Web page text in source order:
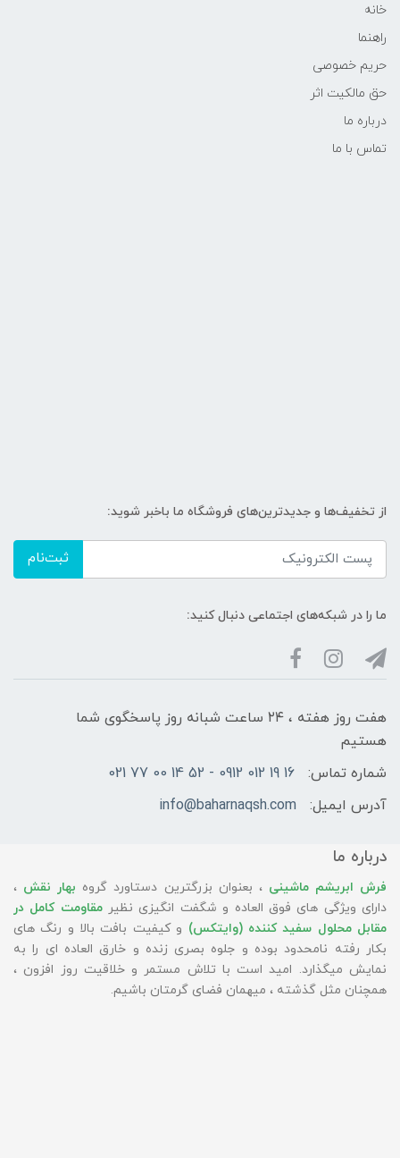
خانه
راهنما
حریم خصوصی
حق مالکیت اثر
درباره ما
تماس با ما
از تخفیف‌ها و جدیدترین‌های فروشگاه ما باخبر شوید:
ثبت‌نام
ما را در شبکه‌های اجتماعی دنبال کنید:
هفت روز هفته ، ۲۴ ساعت شبانه‌ روز پاسخگوی شما
هستیم
شماره تماس:
16 19 012 0912 - 52 14 00 77 021
آدرس ایمیل:
info@baharnaqsh.com
درباره ما
فرش ابریشم ماشینی ، بعنوان بزرگترین دستاورد گروه بهار نقش ،
دارای ویژگی های فوق العاده و شگفت انگیزی نظیرمقاومت کامل در
مقابل محلول سفید کننده (وایتکس) و کیفیت بافت بالا و رنگ های
بکار رفته نامحدود بوده و جلوه بصری زنده و خارق العاده ای را به
نمایش میگذارد. امید است با تلاش مستمر و خلاقیت روز افزون ،
همچنان مثل گذشته ، میهمان فضای گرمتان باشیم.